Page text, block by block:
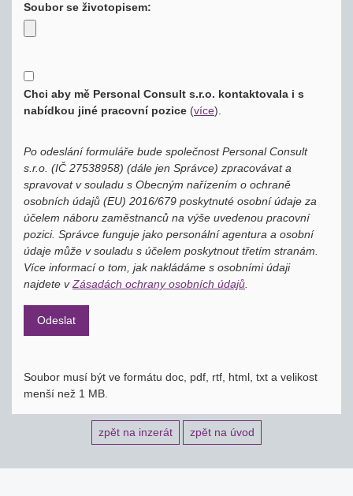
Soubor se životopisem:
Chci aby mě Personal Consult s.r.o. kontaktovala i s
nabídkou jiné pracovní pozice (více)
Po odeslání formuláře bude společnost Personal Consult
s.r.o. (IČ 27538958) (dále jen Správce) zpracovávat a
spravovat v souladu s Obecným nařízením o ochraně
osobních údajů (EU) 2016/679 poskytnuté osobní údaje za
účelem náboru zaměstnanců na výše uvedenou pracovní
pozici. Správce funguje jako personální agentura a osobní
údaje může v souladu s účelem poskytnout třetím stranám.
Více informací o tom, jak nakládáme s osobními údaji
najdete vZásadách ochrany osobních údajů
Soubor musí být ve formátu doc, pdf, rtf, html, txt a velikost
menší než 1 MB.
zpět na inzerát zpět na úvod